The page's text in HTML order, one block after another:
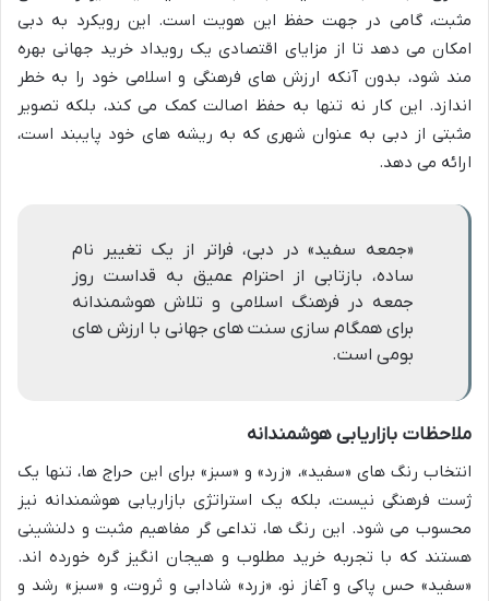
مثبت، گامی در جهت حفظ این هویت است. این رویکرد به دبی
امکان می دهد تا از مزایای اقتصادی یک رویداد خرید جهانی بهره
مند شود، بدون آنکه ارزش های فرهنگی و اسلامی خود را به خطر
اندازد. این کار نه تنها به حفظ اصالت کمک می کند، بلکه تصویر
مثبتی از دبی به عنوان شهری که به ریشه های خود پایبند است،
ارائه می دهد.
«جمعه سفید» در دبی، فراتر از یک تغییر نام
ساده، بازتابی از احترام عمیق به قداست روز
جمعه در فرهنگ اسلامی و تلاش هوشمندانه
برای همگام سازی سنت های جهانی با ارزش های
بومی است.
ملاحظات بازاریابی هوشمندانه
انتخاب رنگ های «سفید»، «زرد» و «سبز» برای این حراج ها، تنها یک
ژست فرهنگی نیست، بلکه یک استراتژی بازاریابی هوشمندانه نیز
محسوب می شود. این رنگ ها، تداعی گر مفاهیم مثبت و دلنشینی
هستند که با تجربه خرید مطلوب و هیجان انگیز گره خورده اند.
«سفید» حس پاکی و آغاز نو، «زرد» شادابی و ثروت، و «سبز» رشد و